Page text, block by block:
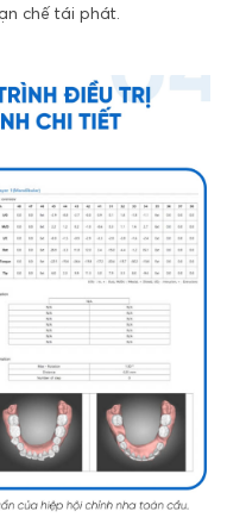
chế tái phát.